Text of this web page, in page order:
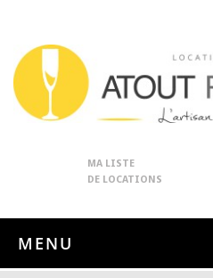
MA LISTE
DE LOCATIONS
MENU